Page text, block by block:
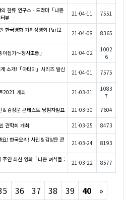
한류 연구소 - 드라마「나쁜
뷰
21-04-11 7551
한국영화 기획상영회 Part2
21-04-08 8365
접기〜청사초롱」 21-04-02
1002
6
소개!「야타이」시리즈 발신
21-04-01 7575
2021 개최 21-03-31
1083
7
감상문 콘테스트 당첨자발표 21-03-30 7604
견학회 개최 21-03-25 8473
! 한국요리! 사진＆감상문 콘
21-03-24 8193
주연 최신 영화「나쁜 녀석들 :
21-03-22 8577
36 37 38 39 40 »Next